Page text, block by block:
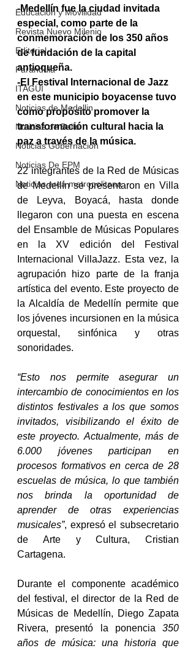
Educación y Movilidad
Revista Nuevo Milenio
Editorial
Farandula
ITAGÜI
Noticias de Medellin
Noticias de Bello
Noticias Gobernación
Noticias De EPM
Noticias area metropolitana
-Medellín fue la ciudad invitada
especial, como parte de la
conmemoración de los 350 años
de fundación de la capital
antioqueña.
-El Festival Internacional de Jazz
en este municipio boyacense tuvo
como propósito promover la
transformación cultural hacia la
paz a través de la música.
22 integrantes de la Red de Músicas
de Medellín se presentaron en Villa
de Leyva, Boyacá, hasta donde
llegaron con una puesta en escena
del Ensamble de Músicas Populares
en la XV edición del Festival
Internacional VillaJazz. Esta vez, la
agrupación hizo parte de la franja
artística del evento. Este proyecto de
la Alcaldía de Medellín permite que
los jóvenes incursionen en la música
orquestal, sinfónica y otras
sonoridades.
“Esto nos permite asegurar un
intercambio de conocimientos en los
distintos festivales a los que somos
invitados, visibilizando el éxito de
este proyecto. Actualmente, más de
6.000 jóvenes participan en
procesos formativos en cerca de 28
escuelas de música, lo que también
nos brinda la oportunidad de
aprender de otras experiencias
musicales”, expresó el subsecretario
de Arte y Cultura, Cristian
Cartagena.
Durante el componente académico
del festival, el director de la Red de
Músicas de Medellín, Diego Zapata
Rivera, presentó la ponencia 350
años de música: una historia que